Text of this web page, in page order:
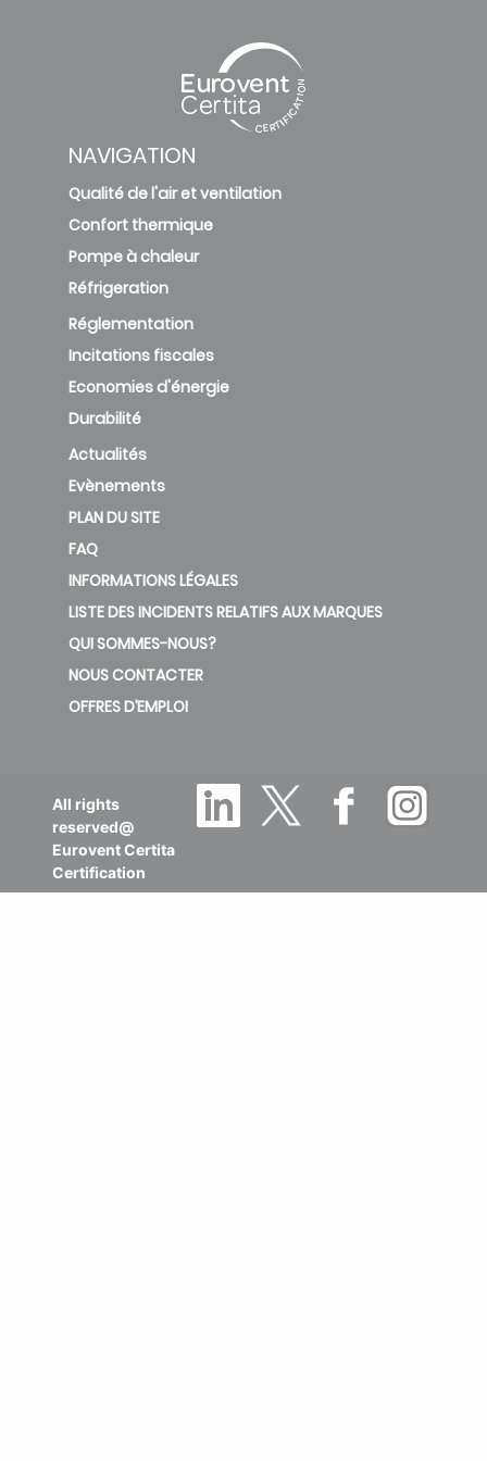
NAVIGATION
Qualité de l'air et ventilation
Confort thermique
Pompe à chaleur
Réfrigeration
Réglementation
Incitations fiscales
Economies d'énergie
Durabilité
Actualités
Evènements
PLAN DU SITE
FAQ
INFORMATIONS LÉGALES
LISTE DES INCIDENTS RELATIFS AUX MARQUES
QUI SOMMES-NOUS?
NOUS CONTACTER
OFFRES D’EMPLOI
All rights
reserved@
Eurovent Certita
Certification